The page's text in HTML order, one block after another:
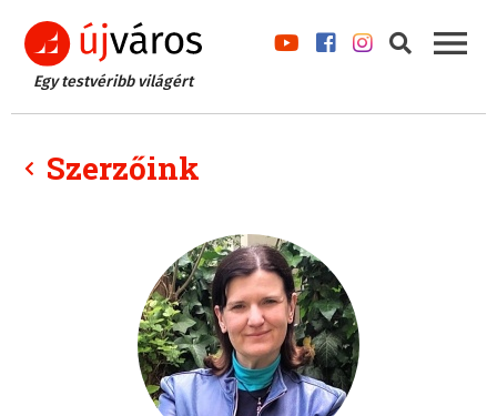
Egy testvéribb világért
Szerzőink